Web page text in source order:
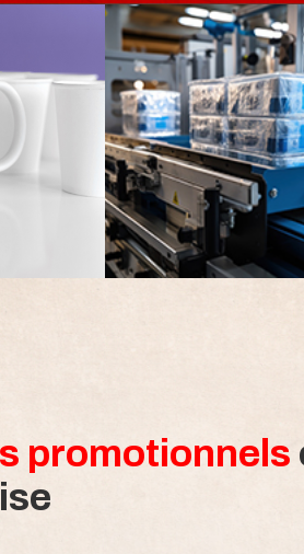
promotionnels